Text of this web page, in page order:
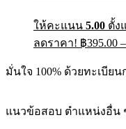
ให้คะแนน 5.00 ตั้ง
ลดราคา! ฿395.00 –
มั่นใจ 100% ด้วยทะเบีย
แนวข้อสอบ ตำแหน่งอื่น